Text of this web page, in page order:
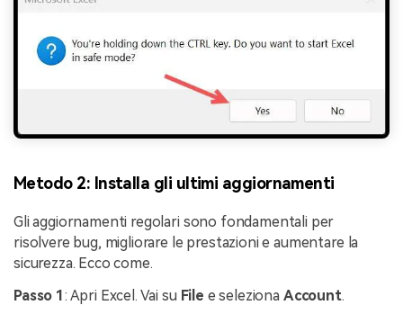
Metodo 2: Installa gli ultimi aggiornamenti
Gli aggiornamenti regolari sono fondamentali per
risolvere bug, migliorare le prestazioni e aumentare la
sicurezza. Ecco come.
Passo 1 : Apri Excel. Vai su File e seleziona Account.